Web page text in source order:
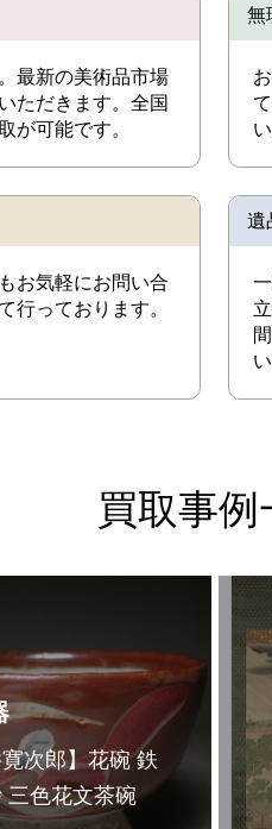
最新の美術品市場
ただきます。全国
が可能です。
無
お気軽にお問い合
行っております。
遺
買取事例
寛次郎】花碗 鉄
三色花文茶碗